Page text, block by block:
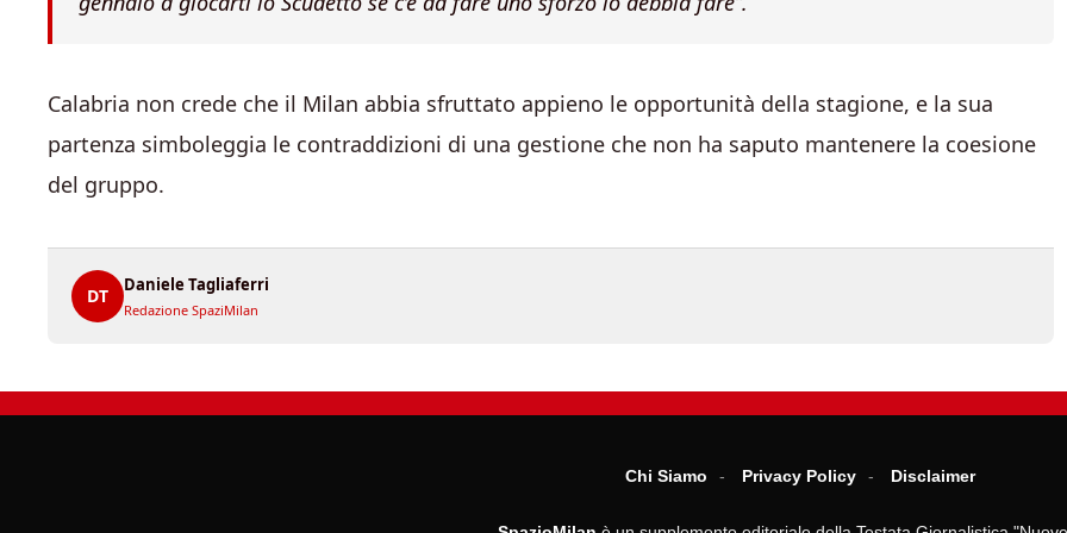
Calabria non crede che il Milan abbia sfruttato appieno le opportunità della stagione, e la sua
partenza simboleggia le contraddizioni di una gestione che non ha saputo mantenere la coesione
del gruppo.
DT
Daniele Tagliaferri
Redazione SpaziMilan
Chi Siamo Privacy Policy Disclaimer